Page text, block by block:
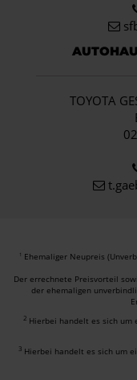
TOYOTA
1 Ehemaliger Neupreis
Der errechnete Preisvorteil
der ehemaligen
2 Hierbei handelt es sich um
3 Hierbei handelt es sich um